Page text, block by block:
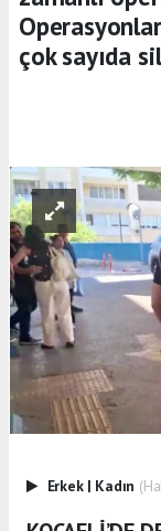
çok sayıda
Erkek | Kadın